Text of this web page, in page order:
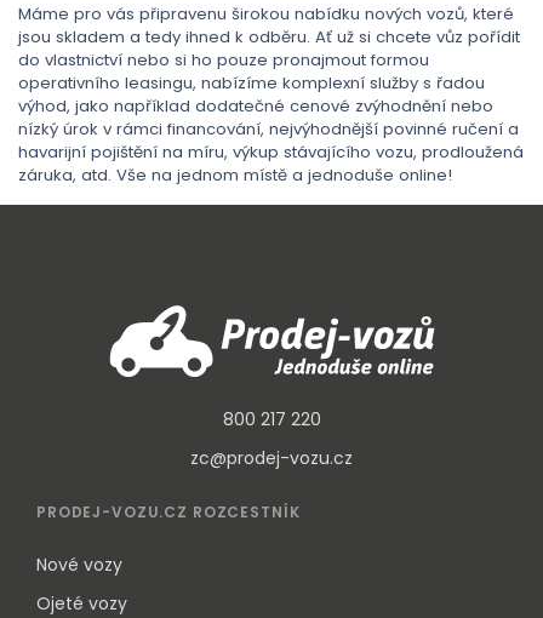
Máme pro vás připravenu širokou nabídku nových vozů, které
jsou skladem a tedy ihned k odběru. Ať už si chcete vůz pořídit
do vlastnictví nebo si ho pouze pronajmout formou
operativního leasingu, nabízíme komplexní služby s řadou
výhod, jako například dodatečné cenové zvýhodnění nebo
nízký úrok v rámci financování, nejvýhodnější povinné ručení a
havarijní pojištění na míru, výkup stávajícího vozu, prodloužená
záruka, atd. Vše na jednom místě a jednoduše online!
800 217 220
zc@prodej-vozu.cz
PRODEJ-VOZU.CZ ROZCESTNÍK
Nové vozy
Ojeté vozy